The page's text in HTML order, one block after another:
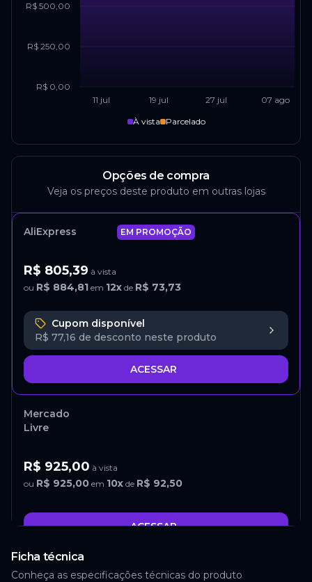
11 jul 19 jul 27 jul 07 ago
R$ 0,00
R$ 250,00
R$ 500,00
À vista Parcelado
Opções de compra
Veja os preços deste produto em outras lojas
AliExpress EM PROMOÇÃO
R$ 805,39 à vista
ou R$ 884,81 em 12x de R$ 73,73
Cupom disponível
R$ 77,16 de desconto neste produto
ACESSAR
Mercado
Livre
R$ 925,00 à vista
ou R$ 925,00 em 10x de R$ 92,50
ACESSAR
AliExpress
Ficha técnica
Conheça as especificações técnicas do produto